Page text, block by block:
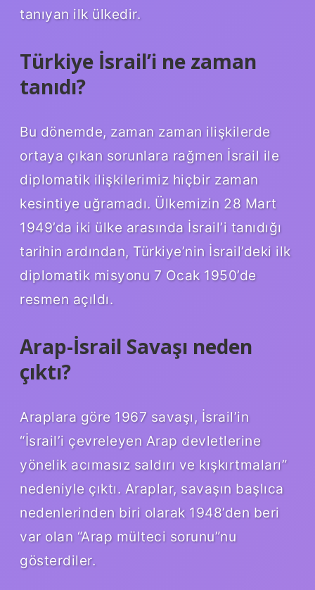
tanıyan ilk ülkedir.
Türkiye İsrail’i ne zaman
tanıdı?
Bu dönemde, zaman zaman ilişkilerde
ortaya çıkan sorunlara rağmen İsrail ile
diplomatik ilişkilerimiz hiçbir zaman
kesintiye uğramadı. Ülkemizin 28 Mart
1949’da iki ülke arasında İsrail’i tanıdığı
tarihin ardından, Türkiye’nin İsrail’deki ilk
diplomatik misyonu 7 Ocak 1950’de
resmen açıldı.
Arap-İsrail Savaşı neden
çıktı?
Araplara göre 1967 savaşı, İsrail’in
“İsrail’i çevreleyen Arap devletlerine
yönelik acımasız saldırı ve kışkırtmaları”
nedeniyle çıktı. Araplar, savaşın başlıca
nedenlerinden biri olarak 1948’den beri
var olan “Arap mülteci sorunu”nu
gösterdiler.